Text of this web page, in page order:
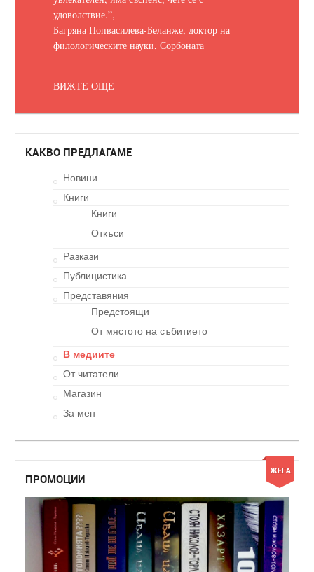
удоволствие.”,
Багряна Попвасилева-Беланже, доктор на
филологическите науки, Сорбоната
ВИЖТЕ ОЩЕ
КАКВО ПРЕДЛАГАМЕ
Новини
Книги
Книги
Откъси
Разкази
Публицистика
Представяния
Предстоящи
От мястото на събитието
В медиите
От читатели
Магазин
За мен
ПРОМОЦИИ